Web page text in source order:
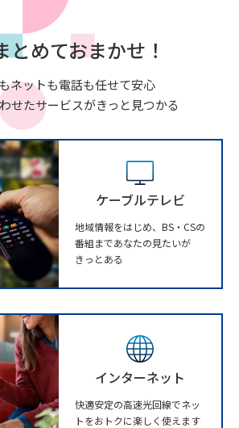
とめておまかせ！
ネットも電話も任せて安心
せたサービスがきっと見つかる
ケーブルテレビ
地域情報をはじめ、BS・CSの
番組まであなたの見たいが
きっとある
インターネット
快適安定の高速光回線でネッ
トをおトクに楽しく使えます